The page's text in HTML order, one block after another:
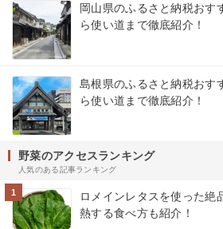
岡山県のふるさと納税おす
ら使い道まで徹底紹介！
島根県のふるさと納税おす
ら使い道まで徹底紹介！
野菜のアクセスランキング
人気のある記事ランキング
1
ロメインレタスを使った絶
熱する食べ方も紹介！